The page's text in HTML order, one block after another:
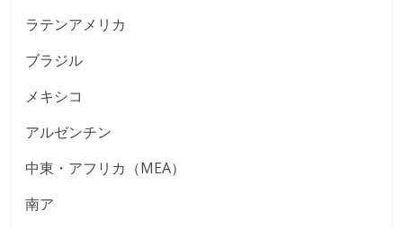
ラテンアメリカ
ブラジル
メキシコ
アルゼンチン
中東・アフリカ（MEA）
南ア